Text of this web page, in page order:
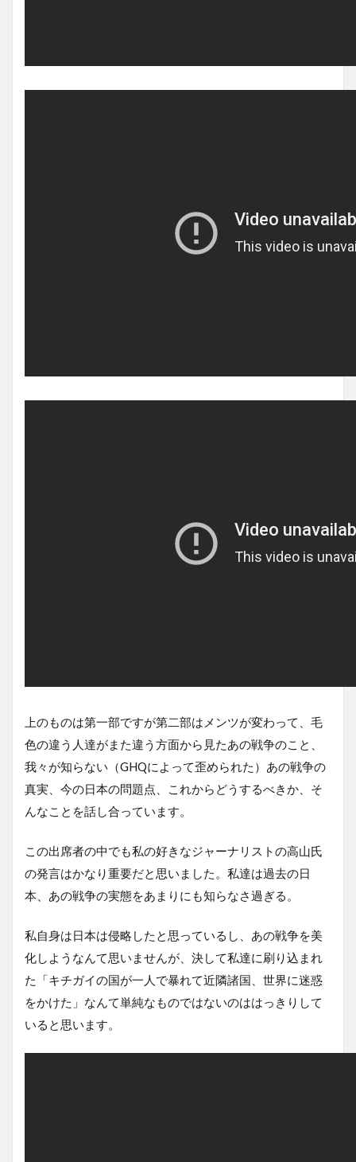
上のものは第一部ですが第二部はメンツが変わって、毛
色の違う人達がまた違う方面から見たあの戦争のこと、
我々が知らない（GHQによって歪められた）あの戦争の
真実、今の日本の問題点、これからどうするべきか、そ
んなことを話し合っています。
この出席者の中でも私の好きなジャーナリストの高山氏
の発言はかなり重要だと思いました。私達は過去の日
本、あの戦争の実態をあまりにも知らなさ過ぎる。
私自身は日本は侵略したと思っているし、あの戦争を美
化しようなんて思いませんが、決して私達に刷り込まれ
た「キチガイの国が一人で暴れて近隣諸国、世界に迷惑
をかけた」なんて単純なものではないのははっきりして
いると思います。